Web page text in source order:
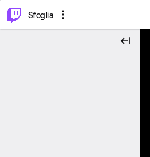
Sfoglia